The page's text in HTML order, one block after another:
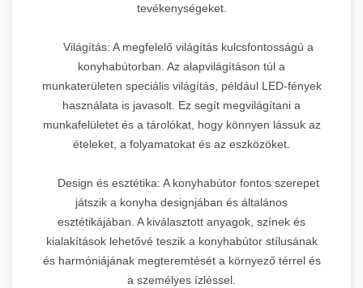
tevékenységeket.
Világítás: A megfelelő világítás kulcsfontosságú a
konyhabútorban. Az alapvilágításon túl a
munkaterületen speciális világítás, például LED-fények
használata is javasolt. Ez segít megvilágítani a
munkafelületet és a tárolókat, hogy könnyen lássuk az
ételeket, a folyamatokat és az eszközöket.
Design és esztétika: A konyhabútor fontos szerepet
játszik a konyha designjában és általános
esztétikájában. A kiválasztott anyagok, színek és
kialakítások lehetővé teszik a konyhabútor stílusának
és harmóniájának megteremtését a környező térrel és
a személyes ízléssel.